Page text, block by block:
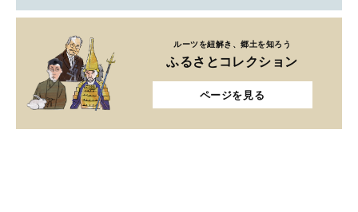
ルーツを紐解き、郷土を知ろう
ふるさとコレクション
ページを見る